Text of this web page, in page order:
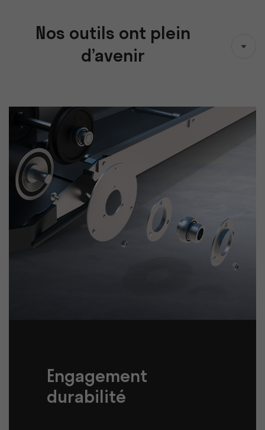
Nos outils ont plein
d’avenir
Engagement
durabilité